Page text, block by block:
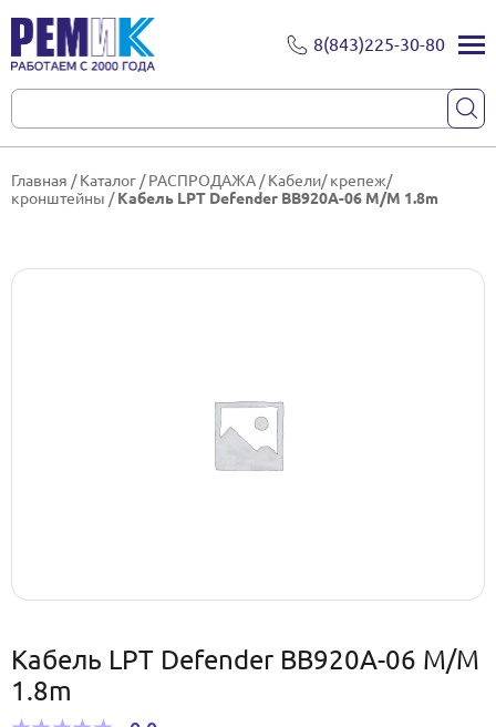
8(843)225-30-80
Главная /Каталог /РАСПРОДАЖА /Кабели/ крепеж/
кронштейны /Кабель LPT Defender BB920A-06 M/M 1.8m
Кабель LPT Defender BB920A-06 M/M
1.8m